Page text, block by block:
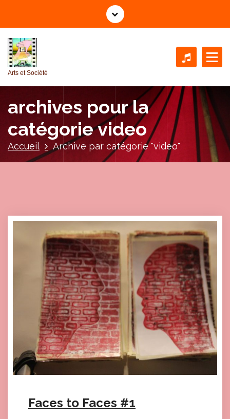
l
Arts et Société
archives pour la
catégorie video
Accueil Archive par catégorie "video"
Faces to Faces #1